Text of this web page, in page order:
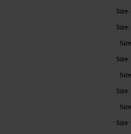
Size:
Size:
Size:
Size:
Size: